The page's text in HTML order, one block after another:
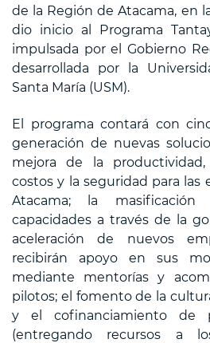
de la Región de Atacama, en
dio inicio al Programa
impulsada por el Gobierno
desarrollada por la
Santa María (USM).
El programa contará con
generación de nuevas
mejora de la
costos y la seguridad para las
Atacama; la
capacidades a través de la
aceleración de nuevos
recibirán apoyo en sus
mediante mentorías y
pilotos; el fomento de la
y el cofinanciamiento de
(entregando recursos a